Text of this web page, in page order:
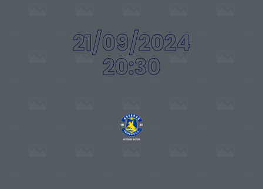
21/09/2024
20:30